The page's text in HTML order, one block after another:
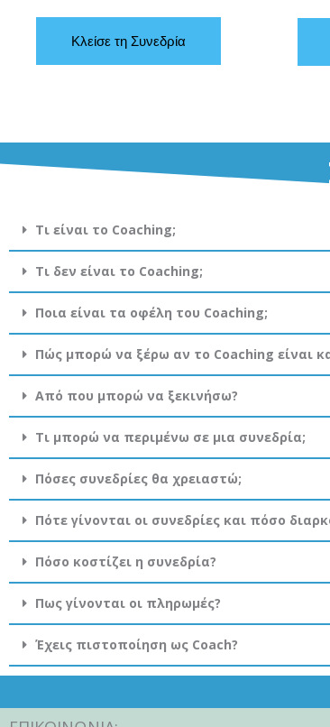
Κλείσε τη Συνεδρία
Τι είναι το Coaching;
Τι δεν είναι το Coaching;
Ποια είναι τα οφέλη του Coaching;
Πώς μπορώ να ξέρω αν το Coaching είναι
Από που μπορώ να ξεκινήσω?
Τι μπορώ να περιμένω σε μια συνεδρία;
Πόσες συνεδρίες θα χρειαστώ;
Πότε γίνονται οι συνεδρίες και πόσο
Πόσο κοστίζει η συνεδρία?
Πως γίνονται οι πληρωμές?
Έχεις πιστοποίηση ως Coach?